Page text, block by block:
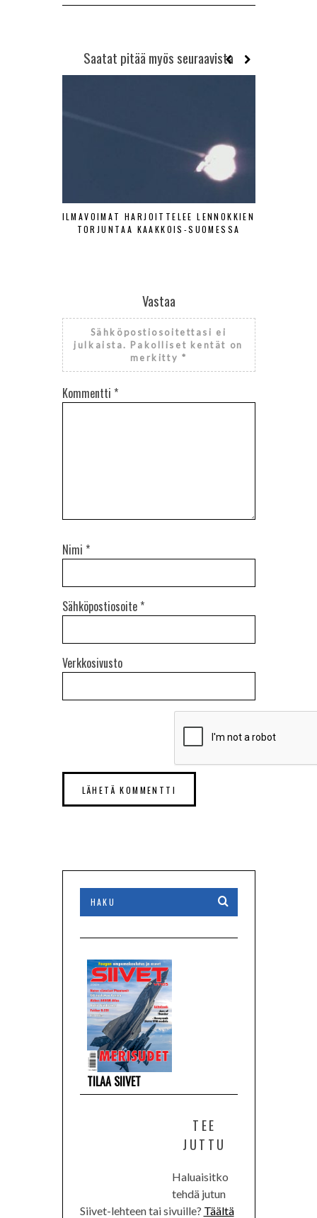
Saatat pitää myös seuraavista
ILMAVOIMAT HARJOITTELEE LENNOKKIEN
TORJUNTAA KAAKKOIS-SUOMESSA
Vastaa
Sähköpostiosoitettasi ei
julkaista. Pakolliset kentät on
merkitty *
Kommentti *
Nimi *
Sähköpostiosoite *
Verkkosivusto
TILAA SIIVET
TEE
JUTTU
Haluaisitko
tehdä jutun
Siivet-lehteen tai sivuille? Täältä